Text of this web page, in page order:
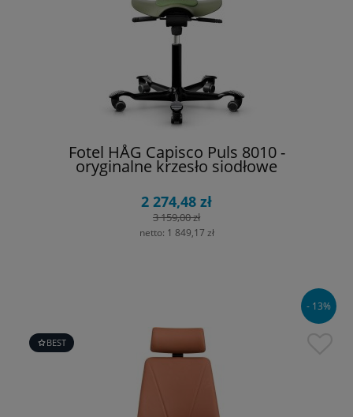
Fotel HÅG Capisco Puls 8010 -
oryginalne krzesło siodłowe
2 274,48 zł
3 159,00 zł
netto: 1 849,17 zł
BEST
- 13%